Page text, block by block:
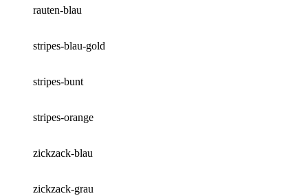
rauten-blau
stripes-blau-gold
stripes-bunt
stripes-orange
zickzack-blau
zickzack-grau